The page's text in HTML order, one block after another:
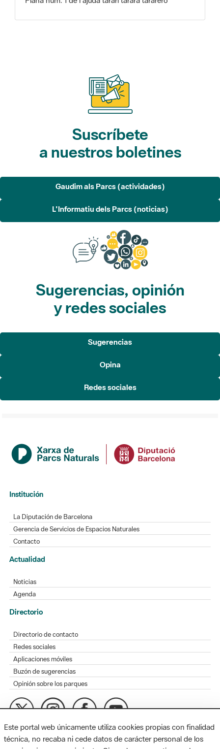
Suscríbete
a nuestros boletines
Gaudim als Parcs (actividades)
L'Informatiu dels Parcs (noticias)
Sugerencias, opinión
y redes sociales
Sugerencias
Opina
Redes sociales
Institución
La Diputación de Barcelona
Gerencia de Servicios de Espacios Naturales
Contacto
Actualidad
Noticias
Agenda
Directorio
Directorio de contacto
Redes sociales
Aplicaciones móviles
Buzón de sugerencias
Opinión sobre los parques
MAPA WEB AVISO LEGAL ACCESIBILIDAD
Este portal web únicamente utiliza cookies propias con finalidad
técnica, no recaba ni cede datos de carácter personal de los